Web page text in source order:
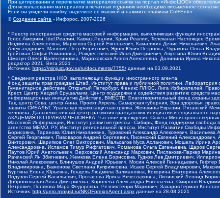
При цитировании и перепечатке материалов ссылка на портал «ИнфоШОС»
Для использования материалов в печатных изданиях необходимо письменное
Если вы увидели ошибку, выделите ее мышкой и нажмите клавиши Ctrl+Enter
©Создание сайта - Инфорос, 2007-2026
* Реестр иностранных средств массовой информации, выполняющих функции
Голос Америки, Idel.Реалии, Кавказ.Реалии, Крым.Реалии, Телеканал Настоящее
Людмила Алексеевна, Маркелов Сергей Евгеньевич, Камалягин Денис Николаевич,
Александрович, Маняхин Петр Борисович, Ярош Юлия Петровна, Чуракова Ольга
Гройсман Софья Романовна, Рождественский Илья Дмитриевич, Апухтина Юлия
Шмагун Олеся Валентиновна, Мароховская Алеся Алексеевна, Долинина Ирина
редактор 2021, Вега 2021
Источник: https://minjust.gov.ru/ru/documents/7755/ данные на 03.09.2021
* Сведения реестра НКО, выполняющих функции иностранного агента:
Фонд защиты прав граждан Штаб, Институт права и публичной политики,
Гуманитарное действие, Открытый Петербург, Феникс ПЛЮС, Лига Избирателей,
Крест, Центр Хасдей Ерушалаим, Центр поддержки и содействия развитию средств
информационных инициатив Действие, ВМЕСТЕ, Благотворительный фонд охраны
Так, центр Сова, центр Анна, Проект Апрель, Самарская губерния, Эра здоровья,
защиты СИБАЛЬТ, Уральская правозащитная группа, Женщины Евразии, Рязанский
человека, Дальневосточный центр развития гражданских инициатив и социального
АКАДЕМИЯ ПО ПРАВАМ ЧЕЛОВЕКА, Частное учреждение Совета Министров северных
Массовой Информации, Институт развития прессы - Сибирь, Фонд поддержки
агентство МЕМО. РУ, Институт региональной прессы, Институт Развития Свободы
Борисовна, Таранова Юлия Николаевна, Туровский Александр Алексеевич,
Сергей Георгиевич, Пивоваров Андрей Сергеевич, Писемский Евгений
Викторович, Шарипков Олег Викторович, Мальсагов Муса Асланович, Мошель Ирина
Александровна, Исламов Тимур Рифгатович, Романова Ольга Евгеньевна, Щаров
Паутов Юрий Анатольевич, Верховский Александр Маркович, Пислакова-Паркер
Рачинский Ян Збигневич, Жемкова Елена Борисовна, Гудков Лев Дмитриевич,
Николай Алексеевич, Блинушов Андрей Юрьевич, Мосин Алексей Геннадьевич,
Владимировна, Баженова Светлана Куприяновна, Исаев Сергей Владимирович,
Буртина Елена Юрьевна, Гендель Людмила Залмановна, Кокорина Екатерина
Подузов Сергей Васильевич, Протасова Ирина Вячеславовна, Литинский Леонид
Добровольская Анна Дмитриевна, Королева Александра Евгеньевна, Смирнов
Петрович, Полякова Мара Федоровна, Резник Генри Маркович, Захаров Герман
Источник: http://unro.minjust.ru/NKOForeignAgent.aspx данные на 28.08.2021